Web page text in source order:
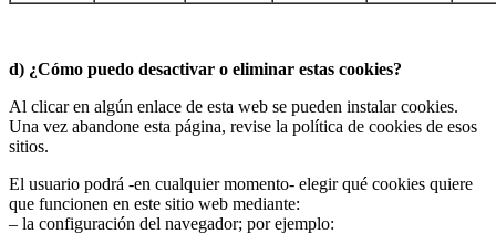
d) ¿Cómo puedo desactivar o eliminar estas cookies?
Al clicar en algún enlace de esta web se pueden instalar cookies.
Una vez abandone esta página, revise la política de cookies de esos
sitios.
El usuario podrá -en cualquier momento- elegir qué cookies quiere
que funcionen en este sitio web mediante:
– la configuración del navegador; por ejemplo: